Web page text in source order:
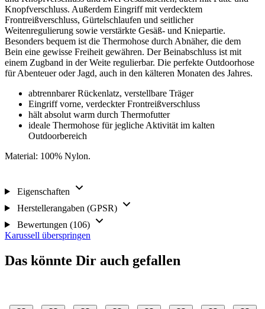
Knopfverschluss. Außerdem Eingriff mit verdecktem
Frontreißverschluss, Gürtelschlaufen und seitlicher
Weitenregulierung sowie verstärkte Gesäß- und Kniepartie.
Besonders bequem ist die Thermohose durch Abnäher, die dem
Bein eine gewisse Freiheit gewähren. Der Beinabschluss ist mit
einem Zugband in der Weite regulierbar. Die perfekte Outdoorhose
für Abenteuer oder Jagd, auch in den kälteren Monaten des Jahres.
abtrennbarer Rückenlatz, verstellbare Träger
Eingriff vorne, verdeckter Frontreißverschluss
hält absolut warm durch Thermofutter
ideale Thermohose für jegliche Aktivität im kalten
Outdoorbereich
Material: 100% Nylon.
Eigenschaften
Herstellerangaben (GPSR)
Bewertungen (106)
Karussell überspringen
Das könnte Dir auch gefallen